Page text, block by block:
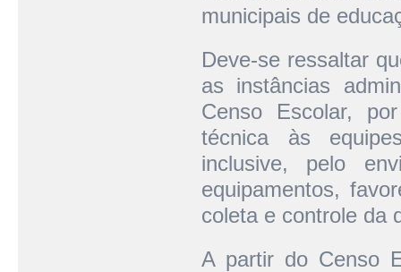
municipais de
Deve-se ressaltar
as instâncias
Censo Escolar,
técnica às
inclusive, pelo
equipamentos,
coleta e controle da
A partir do Censo